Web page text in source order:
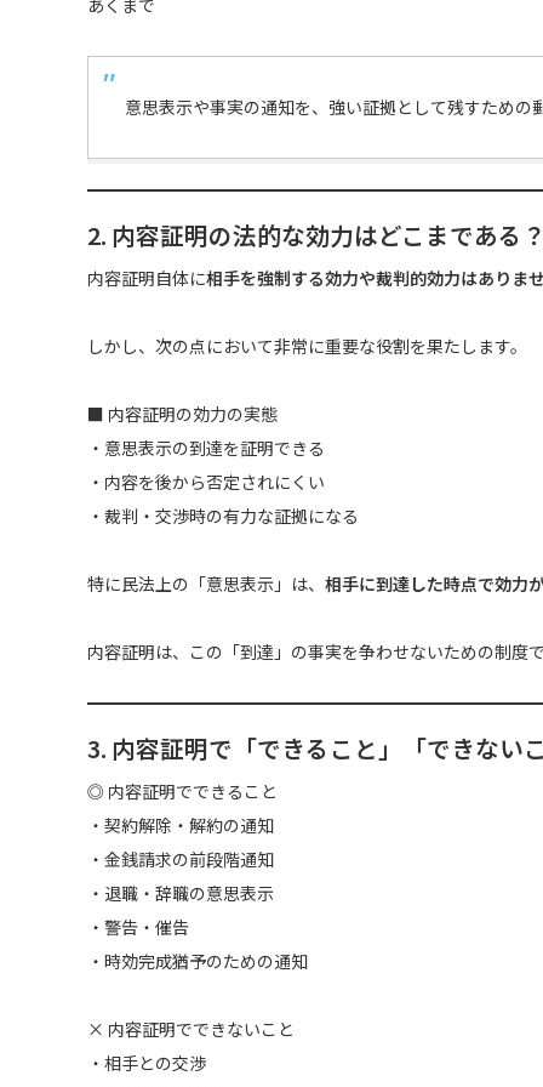
意思表示や事実の通知を、強い証拠として残すための
2. 内容証明の法的な効力はどこまである？
内容証明自体に相手を強制する効力や裁判的効力はありませ
しかし、次の点において非常に重要な役割を果たします。
■ 内容証明の効力の実態
・意思表示の到達を証明できる
・内容を後から否定されにくい
・裁判・交渉時の有力な証拠になる
特に民法上の「意思表示」は、 相手に到達した時点で効力
内容証明は、この「到達」の事実を争わせないための制度で
3. 内容証明で「できること」「できないこ
◎ 内容証明でできること
・契約解除・解約の通知
・金銭請求の前段階通知
・退職・辞職の意思表示
・警告・催告
・時効完成猶予のための通知
× 内容証明でできないこと
・相手との交渉